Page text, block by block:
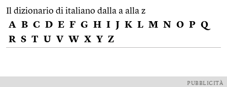
Il dizionario di italiano dalla a alla z
A B C D E F G H I J K L M N O P Q
R S T U V W X Y Z
PUBBLICITÀ